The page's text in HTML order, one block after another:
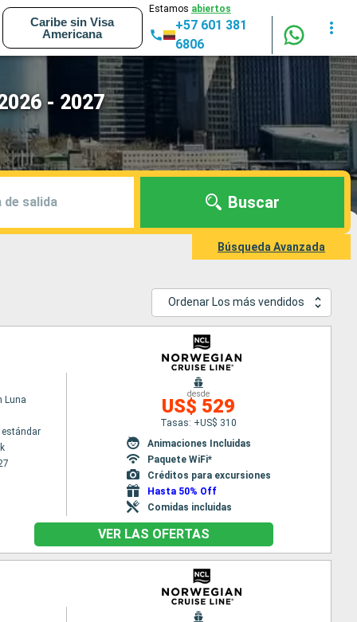
Caribe sin Visa
Americana
Estamos abiertos
+57 601 381
6806
- 2027
de salida Buscar
Búsqueda Avanzada
Ordenar Los más vendidos
Luna
desde
US$ 529
Tasas: +US$ 310
Animaciones Incluidas
Paquete WiFi*
Créditos para excursiones
Hasta 50% Off
Comidas incluidas
VER LAS OFERTAS